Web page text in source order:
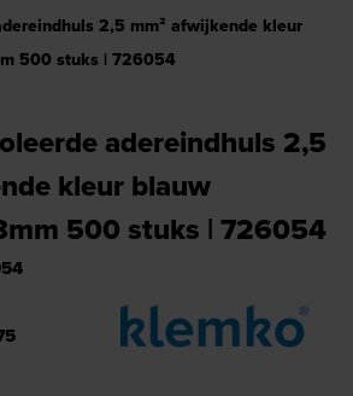
2,5 mm² afwijkende kleur
500 stuks | 726054
adereindhuls 2,5
kleur blauw
500 stuks | 726054